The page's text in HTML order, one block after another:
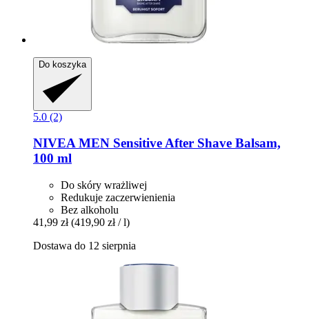
Do koszyka
5.0 (2)
NIVEAMEN Sensitive After Shave Balsam,
100 ml
Do skóry wrażliwej
Redukuje zaczerwienienia
Bez alkoholu
41,99 zł (419,90 zł / l)
Dostawa do 12 sierpnia